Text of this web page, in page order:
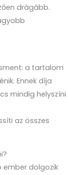
drágább.
a tartalom
Ennek díja
mindig helyszíni
az összes
ember dolgozik